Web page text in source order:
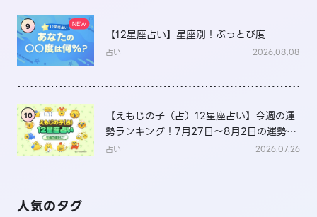
9
【12星座占い】星座別！ぶっとび度
占い 2026.08.08
10
【えもじの子（占）12星座占い】今週の運
勢ランキング！7月27日～8月2日の運勢
は？
占い 2026.07.26
人気のタグ